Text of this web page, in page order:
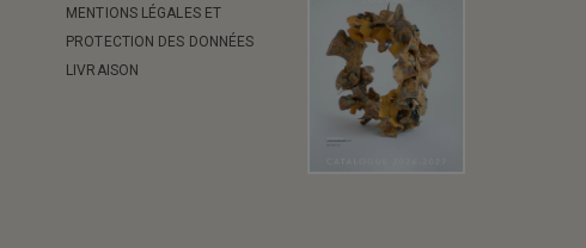
MENTIONS LÉGALES ET
PROTECTION DES DONNÉES
LIVRAISON